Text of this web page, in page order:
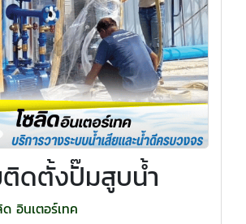
ติดตั้งปั๊มสูบน้ำ
ด อินเตอร์เทค